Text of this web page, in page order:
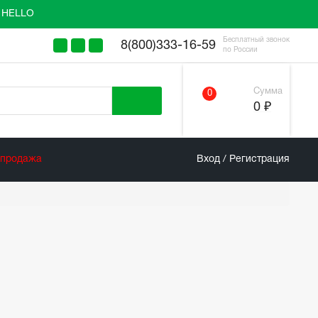
8(800)333-16-59
Бесплатный звонок
по России
0 Сумма
0 ₽
Вход / Регистрация